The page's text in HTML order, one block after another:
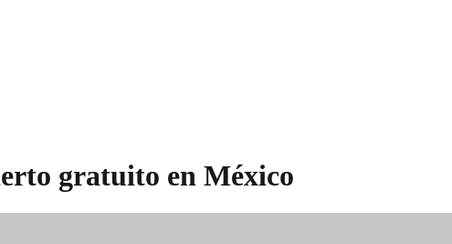
gratuito en México